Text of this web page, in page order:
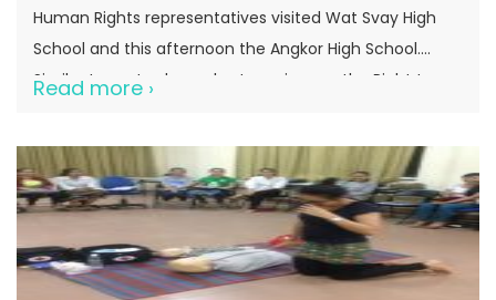
Human Rights representatives visited Wat Svay High
School and this afternoon the Angkor High School.
Similar to yesterday a short seminar on the Right to
Human Rights Number 26: The Right to Education1.
Everyone has the right to education. […]
Read more ›